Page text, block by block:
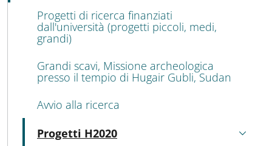
Progetti di ricerca finanziati
dall'università (progetti piccoli, medi,
grandi)
Grandi scavi, Missione archeologica
presso il tempio di Hugair Gubli, Sudan
Avvio alla ricerca
Progetti H2020
Active